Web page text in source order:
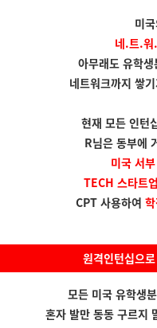
미
네.트.
아무래도 유학
네트워크까지 쌓
현재 모든 인턴
R님은 동부에
미국 서
TECH 스타트
CPT 사용하여
원격인턴십으
모든 미국 유학생
혼자 발만 동동 구르지